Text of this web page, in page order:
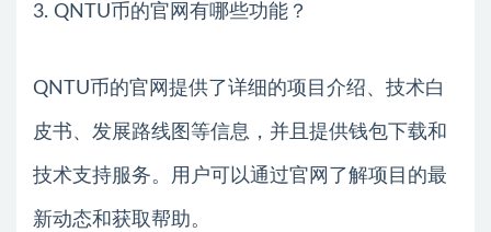
3. QNTU币的官网有哪些功能？
QNTU币的官网提供了详细的项目介绍、技术白
皮书、发展路线图等信息，并且提供钱包下载和
技术支持服务。用户可以通过官网了解项目的最
新动态和获取帮助。